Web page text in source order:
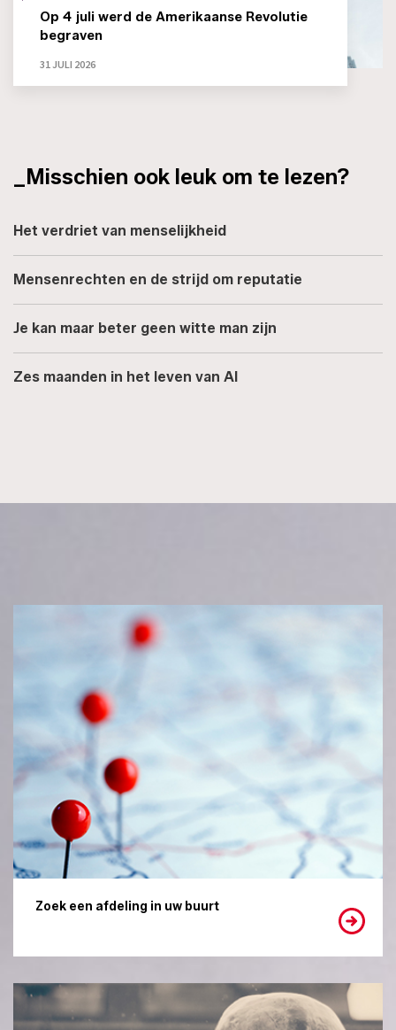
Op 4 juli werd de Amerikaanse Revolutie
begraven
31 JULI 2026
_Misschien ook leuk om te lezen?
Het verdriet van menselijkheid
Mensenrechten en de strijd om reputatie
Je kan maar beter geen witte man zijn
Zes maanden in het leven van AI
Zoek een afdeling in uw buurt